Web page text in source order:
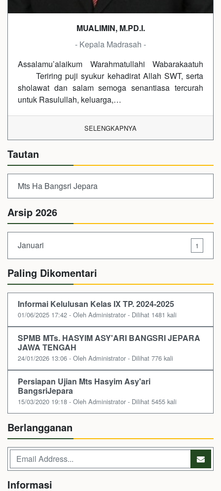
MUALIMIN, M.PD.I.
- Kepala Madrasah -
Assalamu’alaikum Warahmatullahi Wabarakaatuh
Teriring puji syukur kehadirat Allah SWT, serta
sholawat dan salam semoga senantiasa tercurah
untuk Rasulullah, keluarga,…
SELENGKAPNYA
Tautan
Mts Ha Bangsri Jepara
Arsip 2026
Januari 1
Paling Dikomentari
Informai Kelulusan Kelas IX TP. 2024-2025
01/06/2025 17:42 - Oleh Administrator - Dilihat 1481 kali
SPMB MTs. HASYIM ASY'ARI BANGSRI JEPARA
JAWA TENGAH
24/01/2026 13:06 - Oleh Administrator - Dilihat 776 kali
Persiapan Ujian Mts Hasyim Asy'ari
BangsriJepara
15/03/2020 19:18 - Oleh Administrator - Dilihat 5455 kali
Berlangganan
Informasi